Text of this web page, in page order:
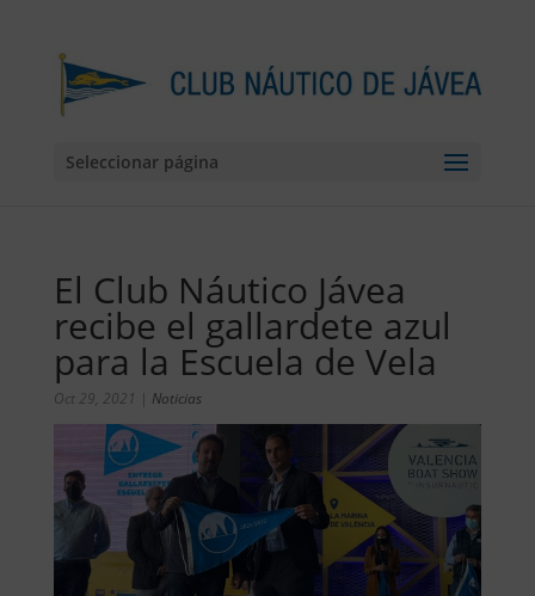
Seleccionar página
El Club Náutico Jávea
recibe el gallardete azul
para la Escuela de Vela
Oct 29, 2021 | Noticias